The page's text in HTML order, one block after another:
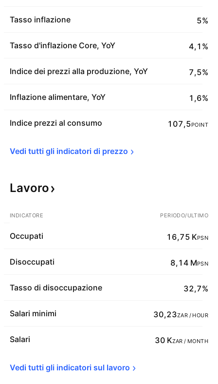
Tasso inflazione 5%
Tasso d'inflazione Core, YoY 4,1%
Indice dei prezzi alla produzione, YoY 7,5%
Inflazione alimentare, YoY 1,6%
Indice prezzi al consumo 107,5POINT
Vedi tutti gli indicatori di prezzo
Lavoro
INDICATORE PERIODO/ULTIMO
Occupati 16,75 KPSN
Disoccupati 8,14 MPSN
Tasso di disoccupazione 32,7%
Salari minimi 30,23ZAR / HOUR
Salari 30 KZAR / MONTH
Vedi tutti gli indicatori sul lavoro